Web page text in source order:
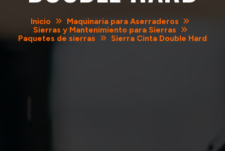
Inicio
Maquinaria para Aserraderos
Sierras y Mantenimiento para Sierras
Paquetes de sierras
Sierra Cinta Double Hard